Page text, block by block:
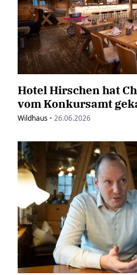
Hotel Hirschen hat
vom Konkursamt
Wildhaus • 26.06.2026